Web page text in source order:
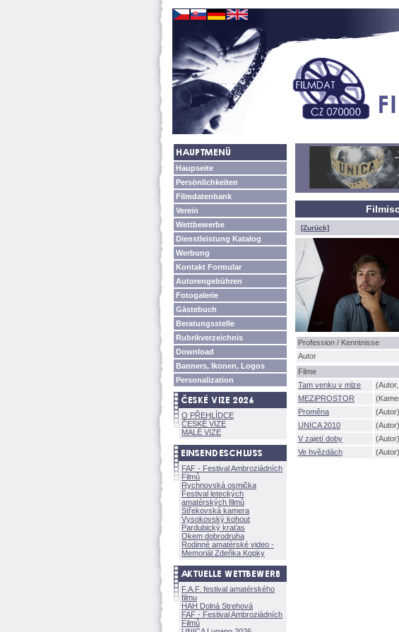
Haupseite
Persönlichkeiten
Filmdatenbank
Verein
Wettbewerbe
Dienstleistung Katalog
Werbung
Kontakt Formular
Autorengebühren
Fotogalerie
Gästebuch
Beratungsstelle
Rubrikverzeichnis
Download
Banners, Ikonen, Logos
Personalization
O PŘEHLÍDCE
ČESKÉ VIZE
MALÉ VIZE
FAF - Festival Ambroziádních
Filmů
Rychnovská osmička
Festival leteckých
amatérských filmů
Střekovská kamera
Vysokovský kohout
Pardubický kraťas
Okem dobrodruha
Rodinné amatérské video -
Memoriál Zdeňka Kopky
F.A.F. festival amatérského
filmu
HAH Dolná Strehov
FAF - Festival Ambroziádních
Filmů
[Zurück]
Profession / Kenntnisse
Autor
Filme
Tam venku v mlze
MEZiPROSTOR
Proměna
(Autor)
UNICA 2010
(Autor)
V zajetí doby
(Autor)
Ve hvězdách
(Autor)